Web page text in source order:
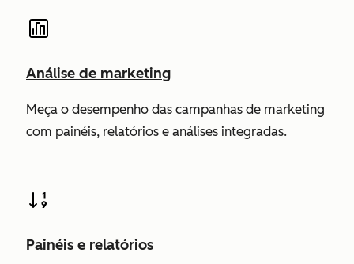
Análise de marketing
Meça o desempenho das campanhas de marketing
com painéis, relatórios e análises integradas.
Painéis e relatórios